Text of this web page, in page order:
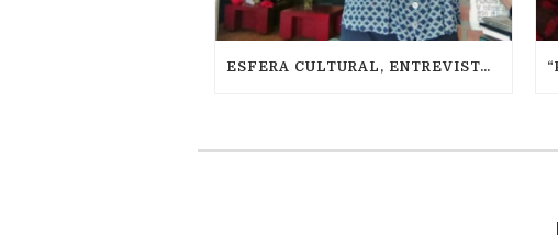
ESFERA CULTURAL, ENTREVISTA DE MARÍA LAURA CHANG, NOV 2016